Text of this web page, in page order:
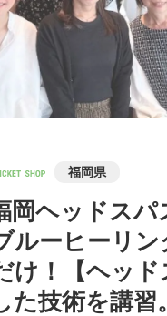
福岡県
岡ヘッドス
ルーヒーリ
け！【ヘッド
た技術を講